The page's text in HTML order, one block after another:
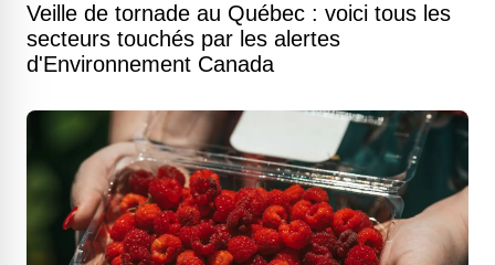
Veille de tornade au Québec : voici tous les
secteurs touchés par les alertes
d'Environnement Canada